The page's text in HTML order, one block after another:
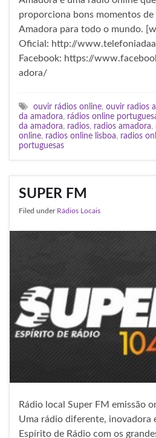
proporciona bons momentos
Amadora para todo o mundo.
Oficial: http://
Facebook: https://
adora/
ouvir rádios online, ouvir radios
da amadora, rádios online
da amadora, radios, radios amadora,
online, radios online lisboa, radios
portuguesas
SUPER FM
Filed under Rádios Locais
Rádio local Super FM emissão
Uma rádio diferente, inovadora
Espírito de Rádio com os